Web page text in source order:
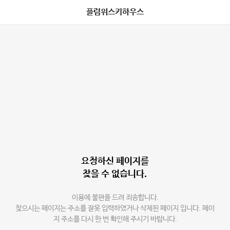
플럼위스키하우스
요청하신 페이지를
찾을 수 없습니다.
이용에 불편을 드려 죄송합니다.
찾으시는 페이지는 주소를 잘못 입력하였거나 삭제된 페이지 입니다. 페이
지 주소를 다시 한 번 확인해 주시기 바랍니다.